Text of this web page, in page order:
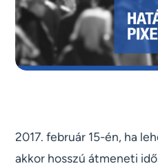
2017. február 15-én, ha
akkor hosszú átmeneti